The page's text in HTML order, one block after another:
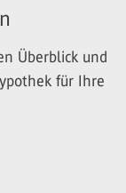
Überblick und
für Ihre